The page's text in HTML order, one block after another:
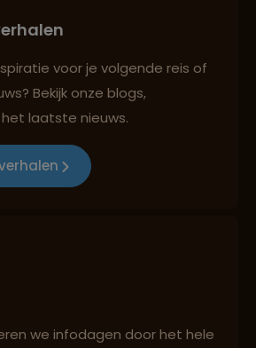
deskundig reisadvies
reisroutes
voor je volgende reis of
Bekijk onze blogs,
laatste nieuws.
we infodagen door het hele